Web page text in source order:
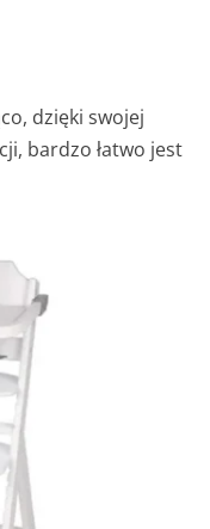
dzięki swojej
bardzo łatwo jest